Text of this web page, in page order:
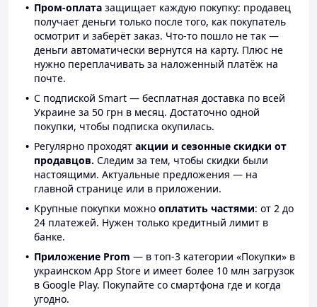
Пром-оплата защищает каждую покупку: продавец
получает деньги только после того, как покупатель
осмотрит и заберёт заказ. Что-то пошло не так —
деньги автоматически вернутся на карту. Плюс не
нужно переплачивать за наложенный платёж на
почте.
С подпиской Smart — бесплатная доставка по всей
Украине за 50 грн в месяц. Достаточно одной
покупки, чтобы подписка окупилась.
Регулярно проходят акции и сезонные скидки от
продавцов. Следим за тем, чтобы скидки были
настоящими. Актуальные предложения — на
главной странице или в приложении.
Крупные покупки можно оплатить частями: от 2 до
24 платежей. Нужен только кредитный лимит в
банке.
Приложение Prom — в топ-3 категории «Покупки» в
украинском App Store и имеет более 10 млн загрузок
в Google Play. Покупайте со смартфона где и когда
угодно.